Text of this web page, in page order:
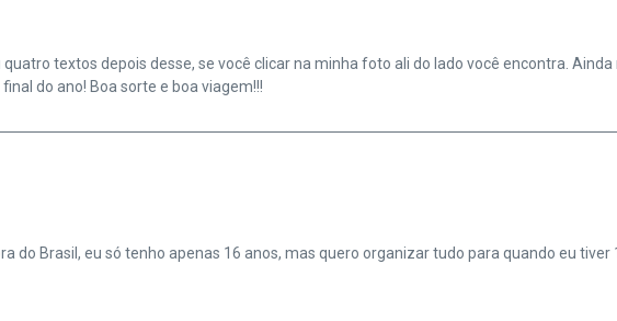
textos depois desse, se você clicar na minha foto ali do lado você encontra.
do ano! Boa sorte e boa viagem!!!
do Brasil, eu só tenho apenas 16 anos, mas quero organizar tudo para quando eu